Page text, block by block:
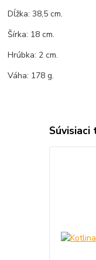
Dĺžka: 38,5 cm.
Šírka: 18 cm.
Hrúbka: 2 cm.
Váha: 178 g.
Súvisiaci